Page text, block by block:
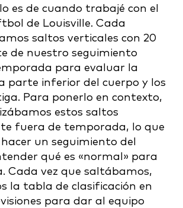
es de cuando trabajé con el
de Louisville. Cada
saltos verticales con 20
de nuestro seguimiento
para evaluar la
parte inferior del cuerpo y los
Para ponerlo en contexto,
estos saltos
fuera de temporada, lo que
un seguimiento del
qué es «normal» para
Cada vez que saltábamos,
la tabla de clasificación en
para dar al equipo